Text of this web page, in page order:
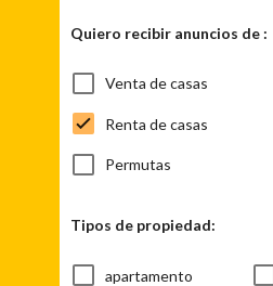
Quiero recibir anuncios de :
Venta de casas
Renta de casas
Permutas
Tipos de propiedad:
apartamento